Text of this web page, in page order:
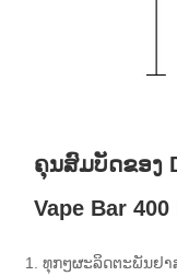
ຄຸນສົມບັດຂອງ
Vape Bar
1. ທຸກໆຜະລິດຕະພັນຢາ